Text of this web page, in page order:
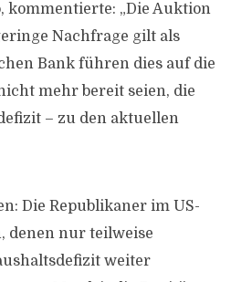
kommentierte: „Die Auktion
Nachfrage gilt als
Bank führen dies auf die
mehr bereit seien, die
– zu den aktuellen
Die Republikaner im US-
denen nur teilweise
weiter